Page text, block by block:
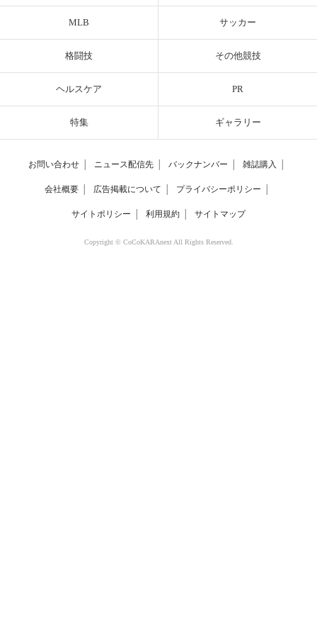
MLB サッカー
格闘技 その他競技
ヘルスケア PR
特集 ギャラリー
お問い合わせ ニュース配信先 バックナンバー 雑誌購入
会社概要 広告掲載について プライバシーポリシー
サイトポリシー 利用規約 サイトマップ
Copyright © CoCoKARAnext All Rights Reserved.